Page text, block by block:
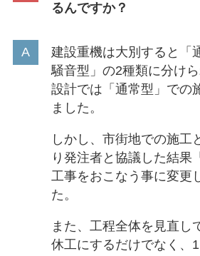
るんですか？
建設重機は大別すると「
騒音型」の2種類に分けら
設計では「通常型」での
ました。
しかし、市街地での施工
り発注者と協議した結果
工事をおこなう事に変更
た。
また、工程全体を見直し
休工にするだけでなく、